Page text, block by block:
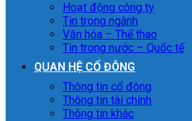
Hoạt động công ty
Tin trong ngành
Văn hóa – Thể thao
Tin trong nước – Quốc tế
QUAN HỆ CỔ ĐÔNG
Thông tin cổ đông
Thông tin tài chính
Thông tin khác